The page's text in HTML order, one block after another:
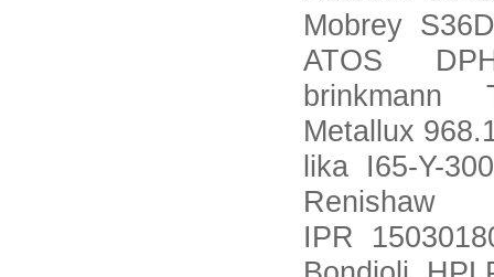
Mobrey
ATOS
brinkmann
Metallux
lika I65-Y-
Renishaw
IPR